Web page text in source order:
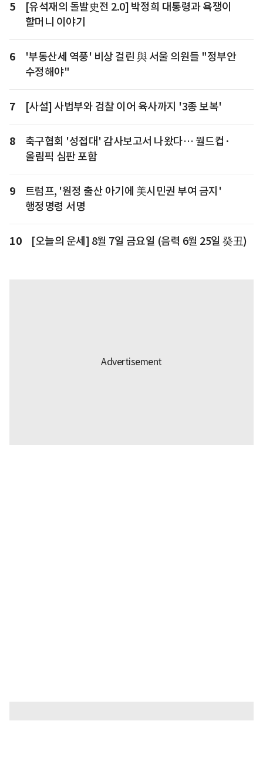
5
[유석재의 돌발史전 2.0] 박정희 대통령과 욕쟁이
할머니 이야기
6
'부동산세 역풍' 비상 걸린 與 서울 의원들 "정부안
수정해야"
7 [사설] 사법부와 검찰 이어 육사까지 '3종 보복'
8
축구협회 '성접대' 감사보고서 나왔다… 월드컵·
올림픽 심판 포함
9
트럼프, '원정 출산 아기에 美시민권 부여 금지'
행정명령 서명
10 [오늘의 운세] 8월 7일 금요일 (음력 6월 25일 癸丑)